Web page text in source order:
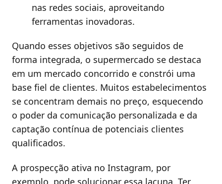
nas redes sociais, aproveitando
ferramentas inovadoras.
Quando esses objetivos são seguidos de
forma integrada, o supermercado se destaca
em um mercado concorrido e constrói uma
base fiel de clientes. Muitos estabelecimentos
se concentram demais no preço, esquecendo
o poder da comunicação personalizada e da
captação contínua de potenciais clientes
qualificados.
A prospecção ativa no Instagram, por
exemplo, pode solucionar essa lacuna. Ter